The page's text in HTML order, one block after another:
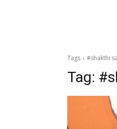
Tags #shakthi
Tag: